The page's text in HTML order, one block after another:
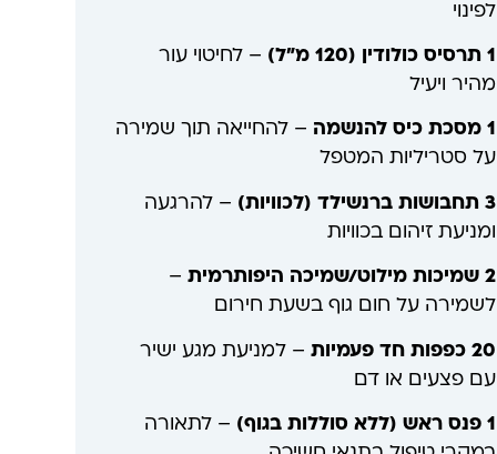
לפינוי
1 תרסיס כולודין (120 מ"ל)
– לחיטוי עור
מהיר ויעיל
1 מסכת כיס להנשמה
– להחייאה תוך שמירה
על סטריליות המטפל
3 תחבושות ברנשילד (לכוויות)
– להרגעה
ומניעת זיהום בכוויות
2 שמיכות מילוט/שמיכה היפותרמית
–
לשמירה על חום גוף בשעת חירום
20 כפפות חד פעמיות
– למניעת מגע ישיר
עם פצעים או דם
1 פנס ראש (ללא סוללות בגוף)
– לתאורה